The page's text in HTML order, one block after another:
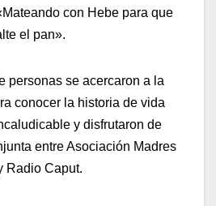
con Hebe para que
el pan».
personas se acercaron a la
conocer la historia de vida
y disfrutaron de
entre Asociación Madres
Radio Caput.